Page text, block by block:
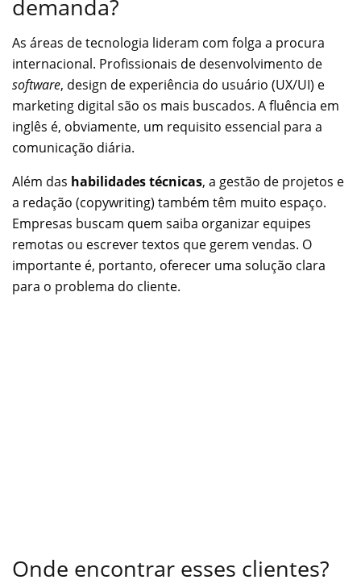
demanda?
As áreas de tecnologia lideram com folga a procura
internacional. Profissionais de desenvolvimento de
software, design de experiência do usuário (UX/UI) e
marketing digital são os mais buscados. A fluência em
inglês é, obviamente, um requisito essencial para a
comunicação diária.
Além das habilidades técnicas, a gestão de projetos e
a redação (copywriting) também têm muito espaço.
Empresas buscam quem saiba organizar equipes
remotas ou escrever textos que gerem vendas. O
importante é, portanto, oferecer uma solução clara
para o problema do cliente.
Onde encontrar esses clientes?